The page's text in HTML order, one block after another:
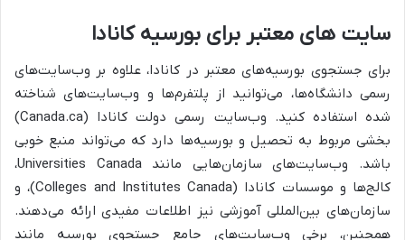
سایت‌ های معتبر برای بورسیه کانادا
برای جستجوی بورسیه‌های معتبر در کانادا، علاوه بر وب‌سایت‌های
رسمی دانشگاه‌ها، می‌توانید از پلتفرم‌ها و وب‌سایت‌های شناخته
شده استفاده کنید. وب‌سایت رسمی دولت کانادا (Canada.ca)
بخشی مربوط به تحصیل و بورسیه‌ها دارد که می‌تواند منبع خوبی
باشد. وب‌سایت‌های سازمان‌هایی مانند Universities Canada،
کالج‌ها و موسسات کانادا (Colleges and Institutes Canada)، و
سازمان‌های بین‌المللی آموزشی نیز اطلاعات مفیدی ارائه می‌دهند.
همچنین، برخی وب‌سایت‌های جامع جستجوی بورسیه مانند